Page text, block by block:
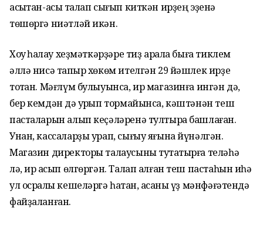
асыҡтан-асыҡ талап сығып киткән ирҙең эҙенә
төшөргә ниәтләй икән.
Хоҡуҡ һаҡлау хеҙмәткәрҙәре тиҙ арала быға тиклем
әллә нисә тапҡыр хөкөм ителгән 29 йәшлек ирҙе
тотҡан. Мәғлүм булыуынса, ир магазинға ингән дә,
бер кемдән дә ҡурҡып тормайынса, кәштәнән теш
пасталарын алып кеҫәләренә тултыра башлаған.
Унан, кассаларҙы урап, сығыу яғына йүнәлгән.
Магазин директоры талаусыны туҡтатырға теләһә
лә, ир ҡасып өлгөргән. Талап алған теш пастаһын иһә
ул осраҡлы кешеләргә һатҡан, аҡсаны үҙ мәнфәғәтендә
файҙаланған.